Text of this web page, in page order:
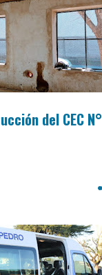
del CEC N°